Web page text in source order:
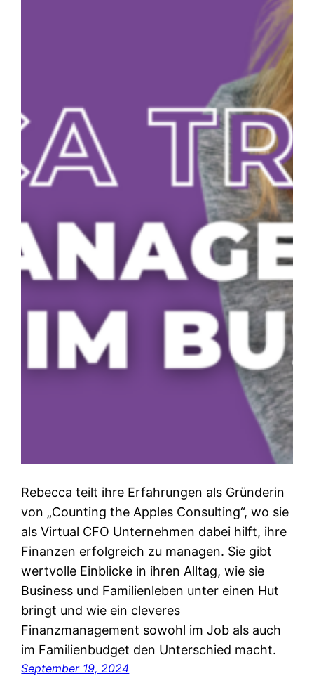
Rebecca teilt ihre Erfahrungen als Gründerin
von „Counting the Apples Consulting“, wo sie
als Virtual CFO Unternehmen dabei hilft, ihre
Finanzen erfolgreich zu managen. Sie gibt
wertvolle Einblicke in ihren Alltag, wie sie
Business und Familienleben unter einen Hut
bringt und wie ein cleveres
Finanzmanagement sowohl im Job als auch
im Familienbudget den Unterschied macht.
September 19, 2024